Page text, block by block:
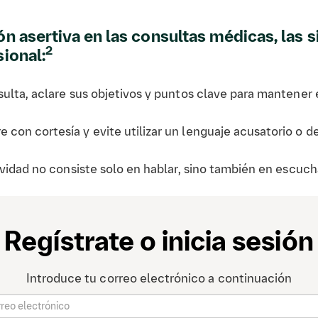
asertiva en las consultas médicas, las
2
aclare sus objetivos y puntos clave para mantener
con cortesía y evite utilizar un lenguaje acusatorio o
no consiste solo en hablar, sino también en
sus necesidades y límites sin dudarlo, asegurándose
Regístrate o inicia sesión
Introduce tu correo electrónico a continuación